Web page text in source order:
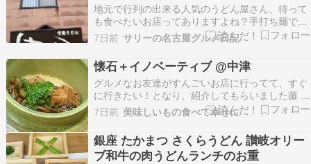
地元で行列の出来る人気のうどん屋さん、待って
も食べたいお店ってありますよね？手打ち麺でダ
シにこだわった、とても美味しいうどんの味わえ
るお店が、こんな場所にも存在しています!(^^)!と
言う訳で、今日は番外編として奈良県奈良市にｓ
るお店で、「情熱うどん はるりん」さんのご紹介
です…
7日前 サリーの名古屋グルメ日記
懐石＋イノベーティブ @中津
グルメなお友達がすんごいお店に行ってて、すぐ
に行きたい！となり、紹介してもらいました藤 さ
んお店はここで合ってる？シャッター半分閉まっ
てるし、空いてる？恐る恐る開けるとお店でした
ーこちらは完全紹介制です一枚板のカウンターと
テーブル１卓の贅沢な店内存在感あるのが、松の
絵が一面に描…
7日前 美味しいもの食べて幸せに
銀座 たかまつ さくらうどん 讃岐オリー
ブ和牛の肉うどんランチのお重